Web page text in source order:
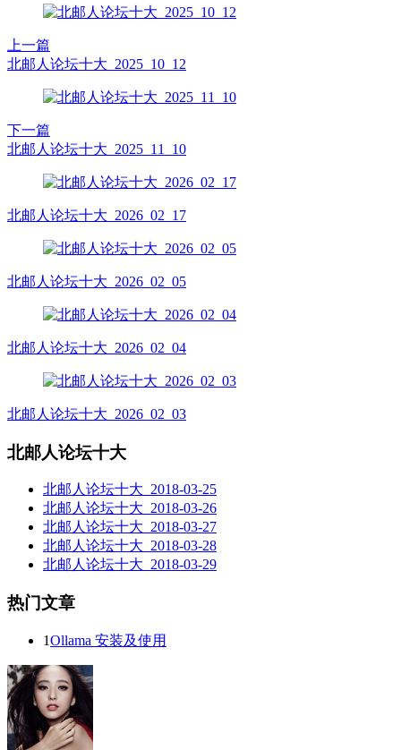
上一篇
北邮人论坛十大_2025_10_12
下一篇
北邮人论坛十大_2025_11_10
北邮人论坛十大_2026_02_17
北邮人论坛十大_2026_02_05
北邮人论坛十大_2026_02_04
北邮人论坛十大_2026_02_03
北邮人论坛十大
北邮人论坛十大_2018-03-25
北邮人论坛十大_2018-03-26
北邮人论坛十大_2018-03-27
北邮人论坛十大_2018-03-28
北邮人论坛十大_2018-03-29
热门文章
1Ollama 安装及使用